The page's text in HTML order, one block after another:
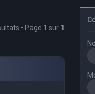
• Page 1 sur 1